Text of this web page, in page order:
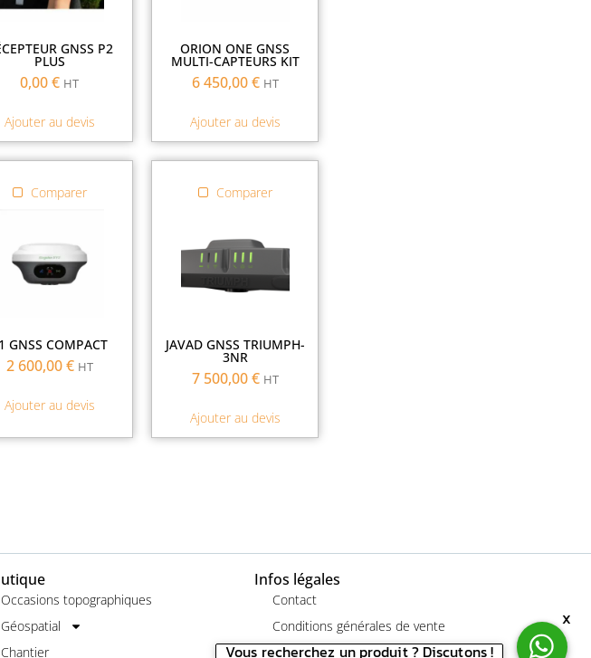
Vous recherchez un produit ? Discutons !
x
GNSS P2
PLUS
0,00€ HT
Ajouter au devis
ORION ONE GNSS
MULTI-CAPTEURS KIT
6 450,00€ HT
Ajouter au devis
Comparer
GNSS COMPACT
2 600,00€ HT
Ajouter au devis
Comparer
JAVAD GNSS TRIUMPH-
3NR
7 500,00€ HT
Ajouter au devis
Occasions topographiques
Géospatial
Chantier
Infos légales
Contact
Conditions générales de vente
Mentions légales